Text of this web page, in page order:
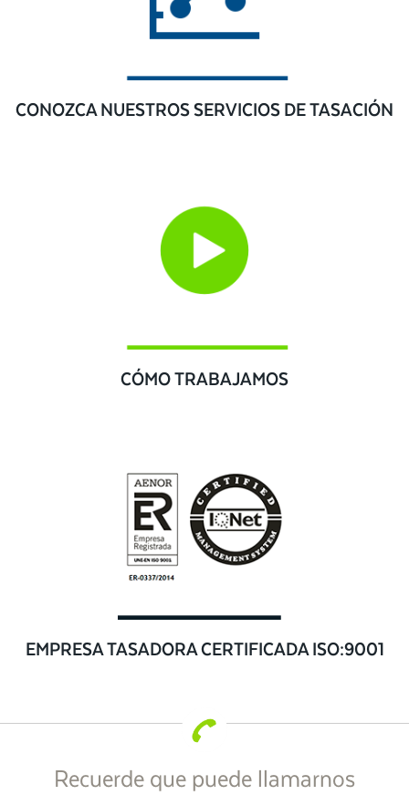
CONOZCA NUESTROS SERVICIOS DE TASACIÓN
CÓMO TRABAJAMOS
EMPRESA TASADORA CERTIFICADA ISO:9001
Recuerde que puede llamarnos